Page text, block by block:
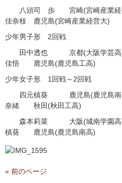
八頭司 歩 宮崎(宮崎産
佳奈枝 鹿児島(宮崎産業経営大)
少年男子形 2回戦
田中透也 京都(大阪
佳悟 鹿児島(鹿児島工高)
少年女子形 1回戦～2回戦
四元槙葵 鹿児島(鹿児
奈緒 秋田(秋田工高)
森本莉菜 大阪(城南
槙葵 鹿児島(鹿児島南高)
« 前のページ